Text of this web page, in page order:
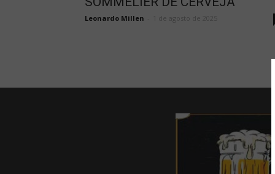
Leonardo Millen 1 de agosto de 2025